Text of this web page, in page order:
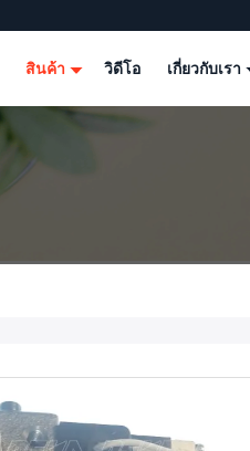
สินค้า วิดีโอ เกี่ยวกับเรา